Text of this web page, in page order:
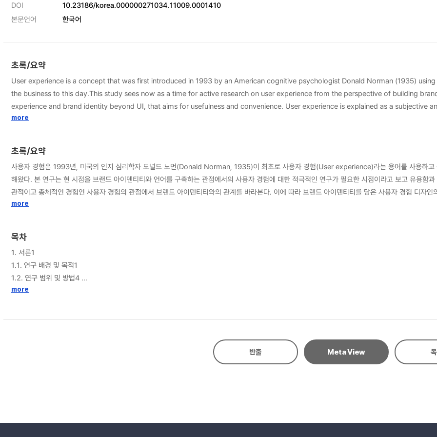
DOI
10.23186/korea.000000271034.11009.0001410
본문언어
한국어
초록/요약
User experience is a concept that was first introduced in 1993 by an American cognitive psychologist Donald Norman (1935)
the business to this day.This study sees now as a time for active research on user experience from the perspective of building
experience and brand identity beyond UI, that aims for usefulness and convenience. User experience is explained as a subjective
products. Accordingly, the possibility and necessity of user experience design containing brand identity will be mainly
brand identity designed based on brand experience was defined as BUX (Brand based User Experience). As a verification of this
was extracted through case analysis. The case analysis was conducted through a test of application use of top brands based on
meaningful, through comparison with the business model of each brand, the BUX elements with the same purpose of the
design hierarchy including BUX is proposed based on previous studies and theoretical grounds.This study is expected to be used
experience and user experience design by being used as a basis for future UX and BX research.
more
초록/요약
사용자 경험은 1993년, 미국의 인지 심리학자 도널드 노먼(Donald Norman, 1935)이 최초로 사용자 경험(User experience)라는 용어를 사용하고
해왔다. 본 연구는 현 시점을 브랜드 아이덴티티와 언어를 구축하는 관점에서의 사용자 경험에 대한 적극적인 연구가 필요한 시점이라고 보고 유용
관적이고 총체적인 경험인 사용자 경험의 관점에서 브랜드 아이덴티티와의 관계를 바라본다. 이에 따라 브랜드 아이덴티티를 담은 사용자 경험 디자인의 가능성과 필요성에 대해 논하고
대한 이론적 고찰을 통해 사용자 경험의 개념을 정의하고, 사용자 경험 디자인의 역사를 살펴 마일스톤을 정리해 발전 양상과 현황을 확인했다. 사용
하고자 각 브랜드의 비즈니스 모델과의 비교를 통하여 각 사업모델 항목의 내용을 반영하고 있으며 목적이 일치하는 BUX 요소들을 정리하였다. 이
하였다. 본 연구를 통해 향후 UX, BX 연구에서 활용할 수 있는 근거 자료로 활용되어, 차기 브랜드 경험에 기반을 둔 사용자 경험 디자인의 발전 관련 연구를 위한 기초가 되기를 기대한다. 브랜드의 고유한 차별 점을 담은 경험 요소인 BUX
은 기업가치에 큰 영향을 미치는 개념으로써, 기업의 지속가능한 브랜드 관리의 요소로 활용할 수 있을 것이다.
more
목차
1. 서론1
1.1. 연구 배경 및 목적1
1.2. 연구 범위 및 방법4
1.3. 선행연구 검토7
more
반출 Meta View